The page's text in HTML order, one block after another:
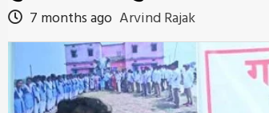
7 months ago Arvind Rajak